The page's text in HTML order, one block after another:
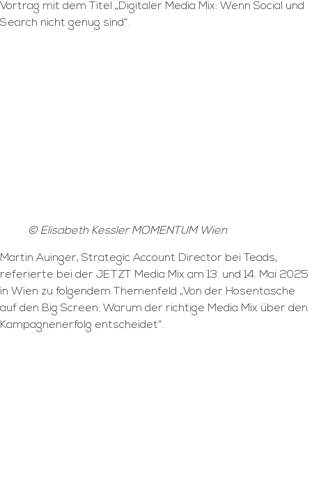
Vortrag mit dem Titel „Digitaler Media Mix: Wenn Social und
Search nicht genug sind“.
© Elisabeth Kessler MOMENTUM Wien
Martin Auinger, Strategic Account Director bei Teads,
referierte bei der JETZT Media Mix am 13. und 14. Mai 2025
in Wien zu folgendem Themenfeld „Von der Hosentasche
auf den Big Screen: Warum der richtige Media Mix über den
Kampagnenerfolg entscheidet“.